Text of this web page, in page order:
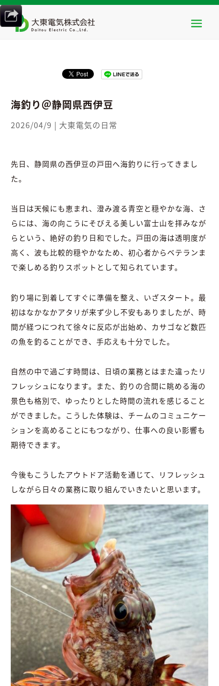
HOME>大東電気の日常
海釣り＠静岡県西伊豆
2026/04/9 | 大東電気の日常
先日、静岡県の西伊豆の戸田へ海釣りに行ってきまし
た。
当日は天候にも恵まれ、澄み渡る青空と穏やかな海、さ
らには、海の向こうにそびえる美しい富士山を拝みなが
らという、絶好の釣り日和でした。戸田の海は透明度が
高く、波も比較的穏やかなため、初心者からベテランま
で楽しめる釣りスポットとして知られています。
釣り場に到着してすぐに準備を整え、いざスタート。最
初はなかなかアタリが来ず少し不安もありましたが、時
間が経つにつれて徐々に反応が出始め、カサゴなど数匹
の魚を釣ることができ、手応えも十分でした。
自然の中で過ごす時間は、日頃の業務とはまた違ったリ
フレッシュになります。また、釣りの合間に眺める海の
景色も格別で、ゆったりとした時間の流れを感じること
ができました。こうした体験は、チームのコミュニケー
ションを高めることにもつながり、仕事への良い影響も
期待できます。
今後もこうしたアウトドア活動を通じて、リフレッシュ
しながら日々の業務に取り組んでいきたいと思います。